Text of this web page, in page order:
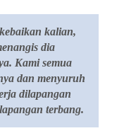
kalian,
dia
Kami semua
dan menyuruh
dilapangan
terbang.